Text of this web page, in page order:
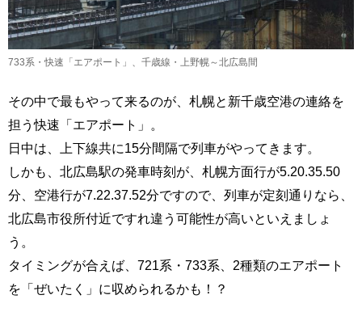
733系・快速「エアポート」、千歳線・上野幌～北広島間
その中で最もやって来るのが、札幌と新千歳空港の連絡を
担う快速「エアポート」。
日中は、上下線共に15分間隔で列車がやってきます。
しかも、北広島駅の発車時刻が、札幌方面行が5.20.35.50
分、空港行が7.22.37.52分ですので、列車が定刻通りなら、
北広島市役所付近ですれ違う可能性が高いといえましょ
う。
タイミングが合えば、721系・733系、2種類のエアポート
を「ぜいたく」に収められるかも！？